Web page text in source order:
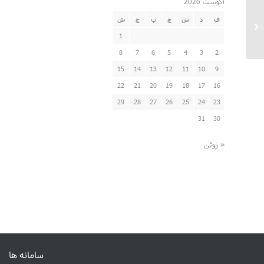
ی د س چ پ ج ش
1
2
3
4
5
6
7
8
9
10
11
12
13
14
15
16
17
18
19
20
21
22
23
24
25
26
27
28
29
30
31
« ژوئن
سامانه ها
حضور در راهپیمایی روز قدس